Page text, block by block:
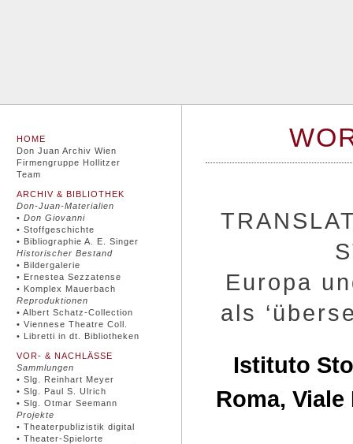
HOME
Don Juan Archiv Wien
Firmengruppe Hollitzer
Team
ARCHIV & BIBLIOTHEK
Don-Juan-Materialien
• Don Giovanni
• Stoffgeschichte
• Bibliographie A. E. Singer
Historischer Bestand
• Bildergalerie
• Ernestea Sezzatense
• Komplex Mauerbach
Reproduktionen
• Albert Schatz-Collection
• Viennese Theatre Coll.
• Libretti in dt. Bibliotheken
VOR- & NACHLÄSSE
Sammlungen
• Slg. Reinhart Meyer
• Slg. Paul S. Ulrich
• Slg. Otmar Seemann
Projekte
• Theaterpublizistik digital
• Theater-Spielorte
Europa
als
Istituto
Roma,